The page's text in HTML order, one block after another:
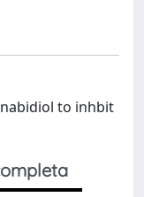
to inhbit